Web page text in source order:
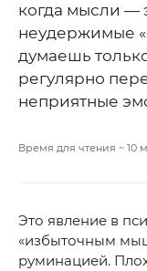
когда мысли —
неудержимые
думаешь
регулярно
неприятные
Время для чтения ~ 10
Это явление в
«избыточным
руминацией.